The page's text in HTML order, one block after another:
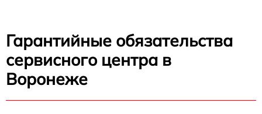
Гарантийные обязательства
сервисного центра в
Воронеже